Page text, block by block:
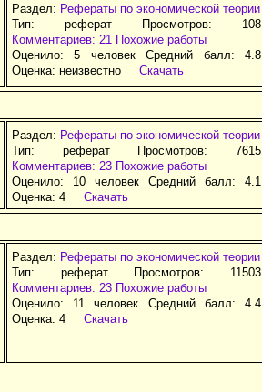
Раздел: Рефераты по экономической теории
Тип: реферат Просмотров: 108
Комментариев: 21 Похожие работы
Оценило: 5 человек Средний балл: 4.8
Оценка: неизвестно Скачать
Раздел: Рефераты по экономической теории
Тип: реферат Просмотров: 7615
Комментариев: 23 Похожие работы
Оценило: 10 человек Средний балл: 4.1
Оценка: 4 Скачать
Раздел: Рефераты по экономической теории
Тип: реферат Просмотров: 11503
Комментариев: 23 Похожие работы
Оценило: 11 человек Средний балл: 4.4
Оценка: 4 Скачать